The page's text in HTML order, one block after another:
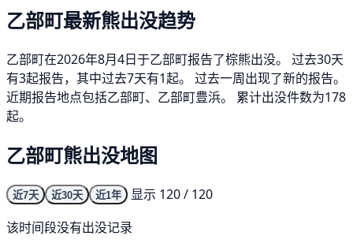
乙部町最新熊出没趋势
乙部町在2026年8月4日于乙部町报告了棕熊出没。 过去30天
有3起报告，其中过去7天有1起。 过去一周出现了新的报告。
近期报告地点包括乙部町、乙部町豊浜。 累计出没件数为178
起。
乙部町熊出没地图
近7天 近30天 近1年
显示 120 / 120
该时间段没有出没记录